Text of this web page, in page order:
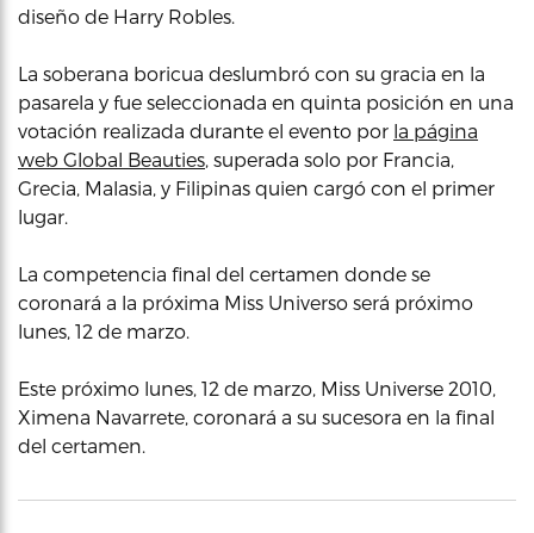
diseño de Harry Robles.
La soberana boricua deslumbró con su gracia en la
pasarela y fue seleccionada en quinta posición en una
votación realizada durante el evento por la página
web Global Beauties, superada solo por Francia,
Grecia, Malasia, y Filipinas quien cargó con el primer
lugar.
La competencia final del certamen donde se
coronará a la próxima Miss Universo será próximo
lunes, 12 de marzo.
Este próximo lunes, 12 de marzo, Miss Universe 2010,
Ximena Navarrete, coronará a su sucesora en la final
del certamen.